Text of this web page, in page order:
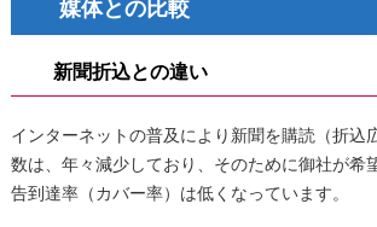
媒体との比較
新聞折込との違い
インターネットの普及により新聞を購読（折込
数は、年々減少しており、そのために御社が希
告到達率（カバー率）は低くなっています。